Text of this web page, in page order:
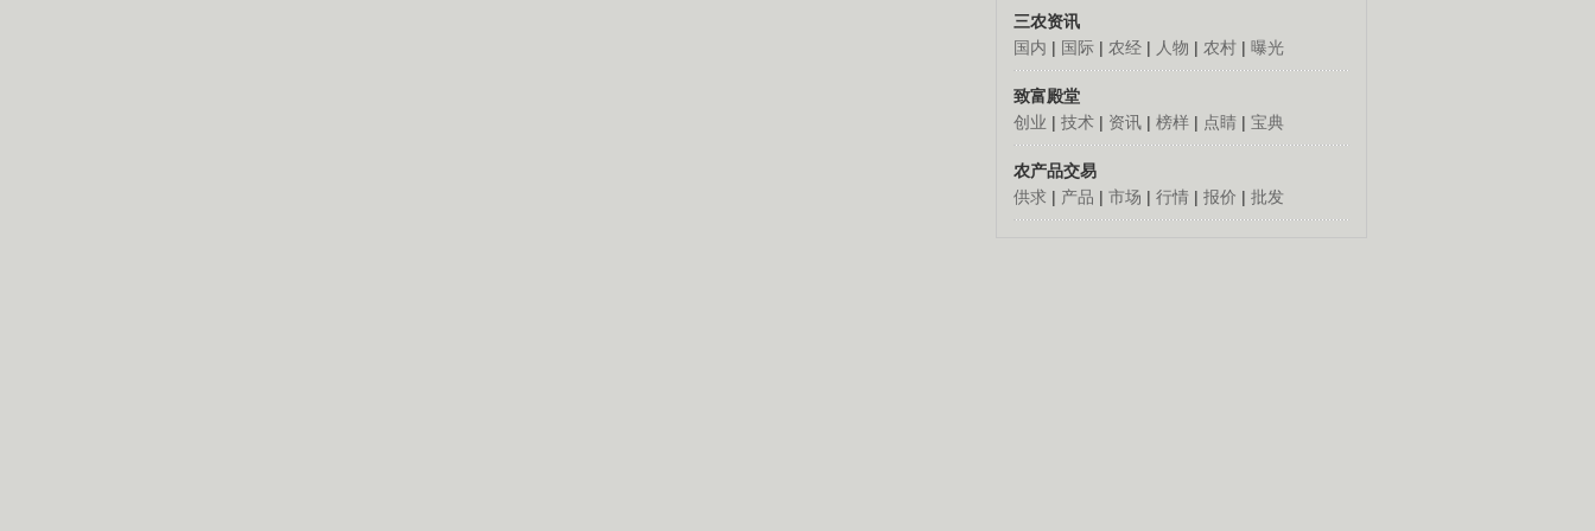
三农资讯
国内 | 国际 | 农经 | 人物 | 农村 | 曝光
致富殿堂
创业 | 技术 | 资讯 | 榜样 | 点睛 | 宝典
农产品交易
供求 | 产品 | 市场 | 行情 | 报价 | 批发